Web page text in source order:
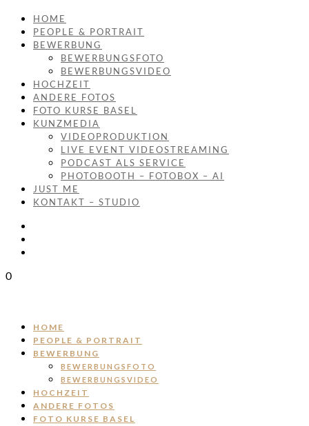
HOME
PEOPLE & PORTRAIT
BEWERBUNG
BEWERBUNGSFOTO
BEWERBUNGSVIDEO
HOCHZEIT
ANDERE FOTOS
FOTO KURSE BASEL
KUNZMEDIA
VIDEOPRODUKTION
LIVE EVENT VIDEOSTREAMING
PODCAST ALS SERVICE
PHOTOBOOTH – FOTOBOX – AI
JUST ME
KONTAKT – STUDIO
0
HOME
PEOPLE & PORTRAIT
BEWERBUNG
BEWERBUNGSFOTO
BEWERBUNGSVIDEO
HOCHZEIT
ANDERE FOTOS
FOTO KURSE BASEL